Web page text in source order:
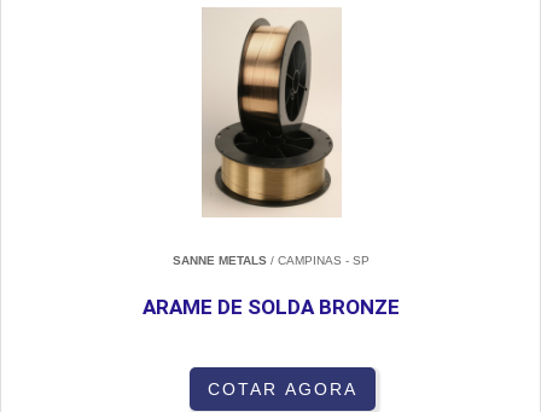
SANNE METALS/ CAMPINAS - SP
ARAME DE SOLDA BRONZE
COTAR AGORA